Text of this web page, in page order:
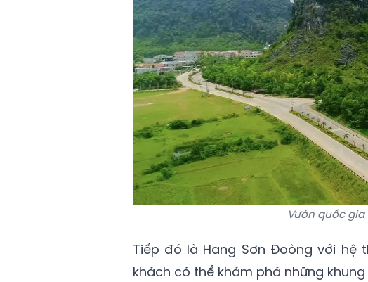
Vườn quốc gia
Tiếp đó là Hang Sơn Đoòng với hệ
khách có thể khám phá những